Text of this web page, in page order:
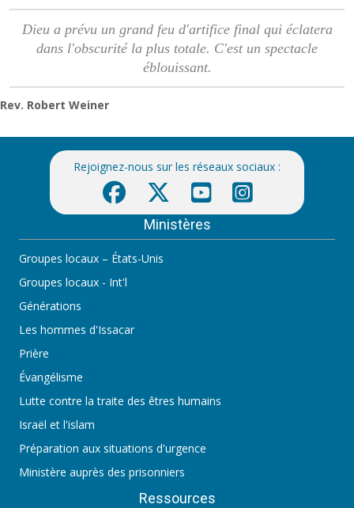
Dieu a prévu un grand feu d'artifice final qui éclatera
dans l'obscurité la plus totale. C'est un spectacle
éblouissant.
Rev. Robert Weiner
Rejoignez-nous sur les réseaux sociaux :
Ministères
Groupes locaux – États-Unis
Groupes locaux - Int'l
Générations
Les hommes d'Issacar
Prière
Évangélisme
Lutte contre la traite des êtres humains
Israël et l'islam
Préparation aux situations d'urgence
Ministère auprès des prisonniers
Ressources